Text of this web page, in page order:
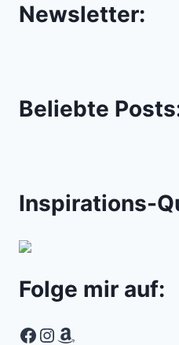
Newsletter:
Beliebte
Inspirations-
Folge mir auf:
Facebook
Instagram
Amazon